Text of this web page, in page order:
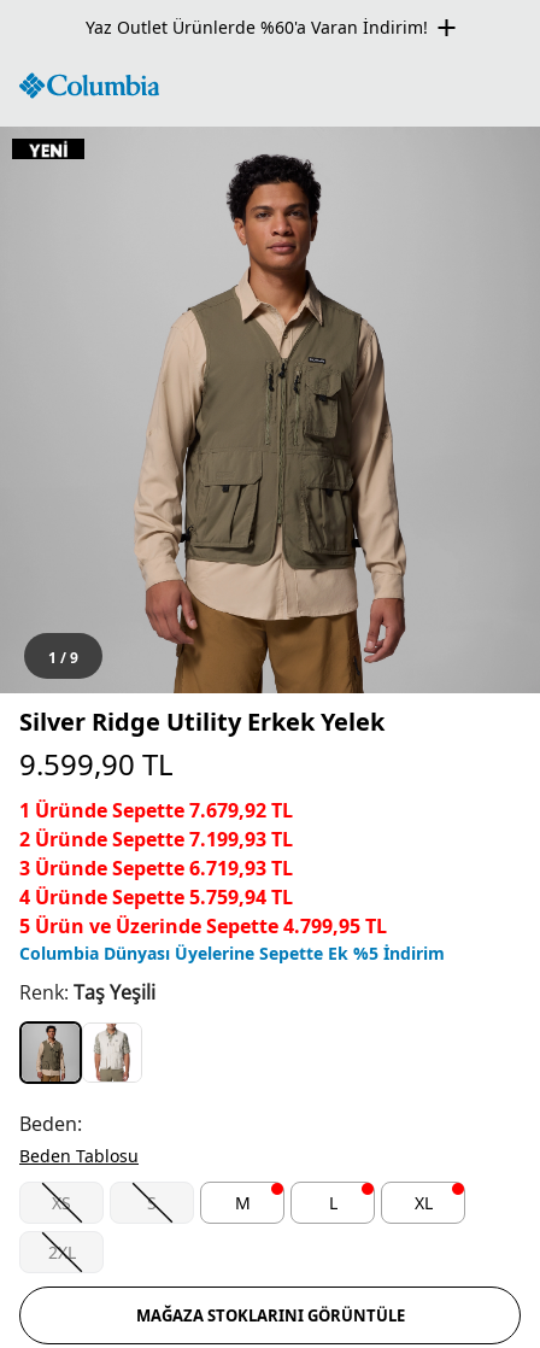
Yaz Outlet Ürünlerde %60'a Varan İndirim!
1 /9
Silver Ridge Utility Erkek Yelek
9.599,90 TL
1 Üründe Sepette 7.679,92 TL
2 Üründe Sepette 7.199,93 TL
3 Üründe Sepette 6.719,93 TL
4 Üründe Sepette 5.759,94 TL
5 Ürün ve Üzerinde Sepette 4.799,95 TL
Columbia Dünyası Üyelerine Sepette Ek %5 İndirim
Renk: Taş Yeşili
Beden:
Beden Tablosu
XS S M L XL
2XL
MAĞAZA STOKLARINI GÖRÜNTÜLE